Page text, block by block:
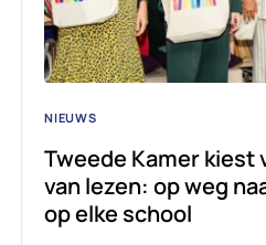
NIEUWS
Tweede Kamer
van lezen: op weg
op elke school